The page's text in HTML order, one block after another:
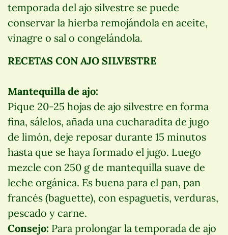
temporada del ajo silvestre se puede
conservar la hierba remojándola en aceite,
vinagre o sal o congelándola.
RECETAS CON AJO SILVESTRE
Mantequilla de ajo:
Pique 20-25 hojas de ajo silvestre en forma
fina, sálelos, añada una cucharadita de jugo
de limón, deje reposar durante 15 minutos
hasta que se haya formado el jugo. Luego
mezcle con 250 g de mantequilla suave de
leche orgánica. Es buena para el pan, pan
francés (baguette), con espaguetis, verduras,
pescado y carne.
Consejo: Para prolongar la temporada de ajo